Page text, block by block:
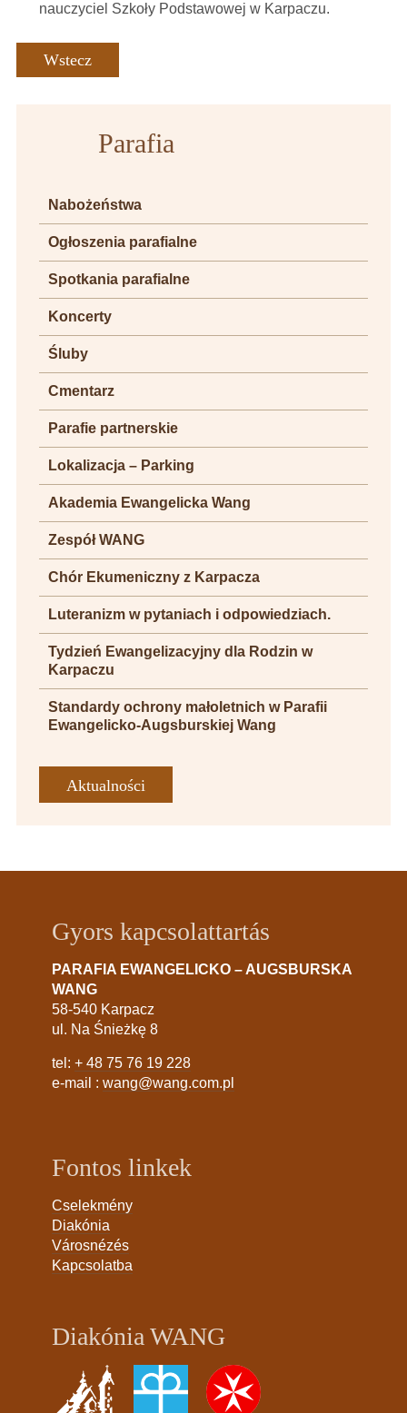
nauczyciel Szkoły Podstawowej w Karpaczu.
Wstecz
Parafia
Nabożeństwa
Ogłoszenia parafialne
Spotkania parafialne
Koncerty
Śluby
Cmentarz
Parafie partnerskie
Lokalizacja – Parking
Akademia Ewangelicka Wang
Zespół WANG
Chór Ekumeniczny z Karpacza
Luteranizm w pytaniach i odpowiedziach.
Tydzień Ewangelizacyjny dla Rodzin w
Karpaczu
Standardy ochrony małoletnich w Parafii
Ewangelicko-Augsburskiej Wang
Aktualności
Gyors kapcsolattartás
PARAFIA EWANGELICKO – AUGSBURSKA
WANG
58-540 Karpacz
ul. Na Śnieżkę 8
tel: + 48 75 76 19 228
e-mail : wang@wang.com.pl
Fontos linkek
Cselekmény
Diakónia
Városnézés
Kapcsolatba
Diakónia WANG